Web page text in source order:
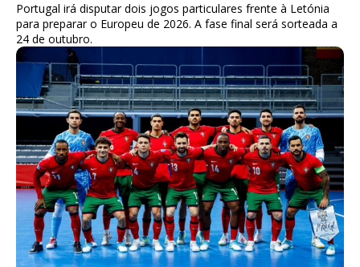
Portugal irá disputar dois jogos particulares frente à Letónia
para preparar o Europeu de 2026. A fase final será sorteada a
24 de outubro.